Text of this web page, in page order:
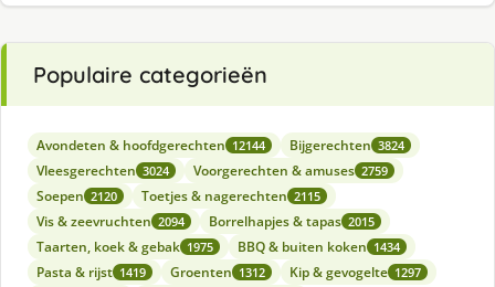
Populaire categorieën
Avondeten & hoofdgerechten 12144 Bijgerechten 3824
Vleesgerechten 3024 Voorgerechten & amuses 2759
Soepen 2120 Toetjes & nagerechten 2115
Vis & zeevruchten 2094 Borrelhapjes & tapas 2015
Taarten, koek & gebak 1975 BBQ & buiten koken 1434
Pasta & rijst 1419 Groenten 1312 Kip & gevogelte 1297